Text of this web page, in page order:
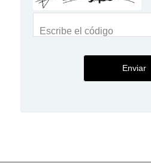
Escribe el código